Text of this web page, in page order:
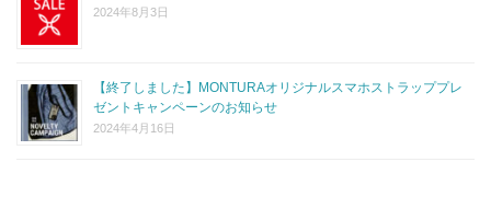
2024年8月3日
【終了しました】MONTURAオリジナルスマホストラッププレ
ゼントキャンペーンのお知らせ
2024年4月16日